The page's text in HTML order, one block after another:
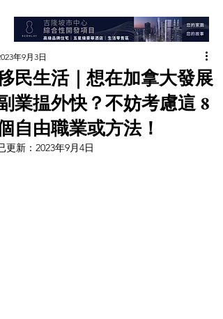
民生活｜想在加拿大發展
業揾外快？不妨考慮這 8
自由職業或方法！
年9月3日
更新： 2023年9月4日